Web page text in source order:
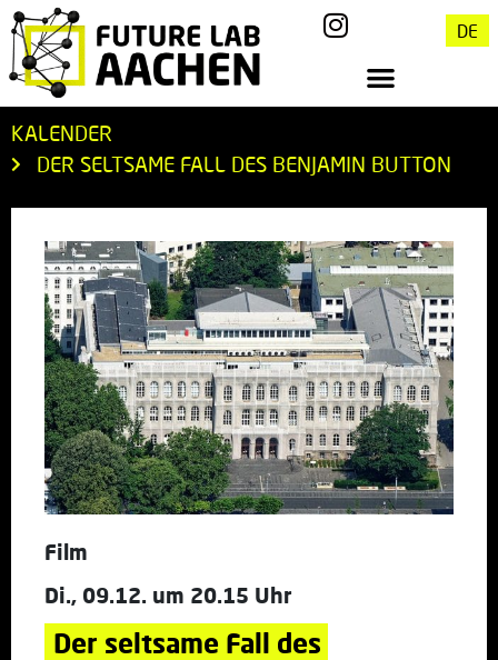
DE
KALENDER
DER SELTSAME FALL DES BENJAMIN BUTTON
Film
Di., 09.12. um 20.15 Uhr
Der seltsame Fall des